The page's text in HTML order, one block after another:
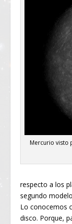
Mercurio visto
respecto a los
segundo
Lo conocemos
disco. Porque,